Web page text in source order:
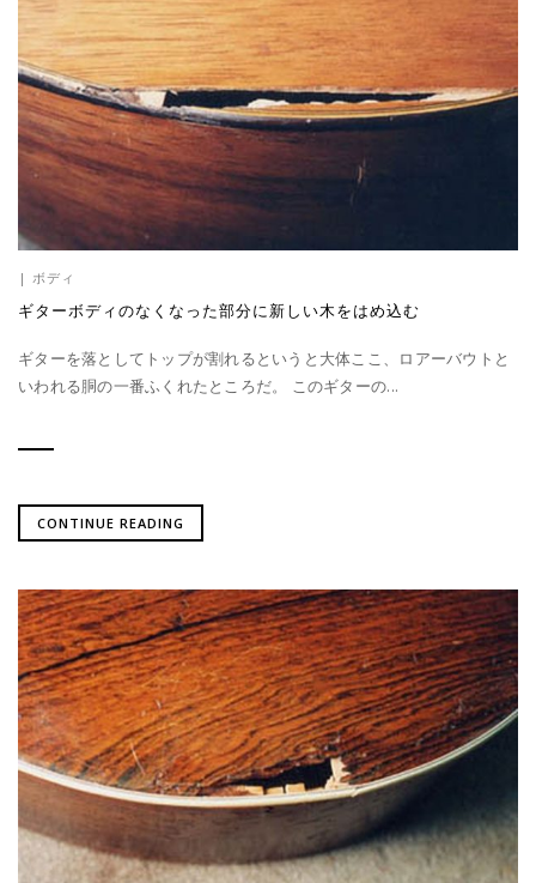
| ボディ
ギターボディのなくなった部分に新しい木をはめ込む
ギターを落としてトップが割れるというと大体ここ、ロアーバウトと
いわれる胴の一番ふくれたところだ。 このギターの...
CONTINUE READING